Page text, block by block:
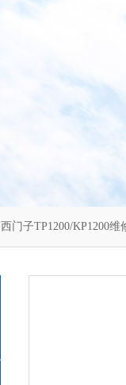
西门子TP1200/KP1200维